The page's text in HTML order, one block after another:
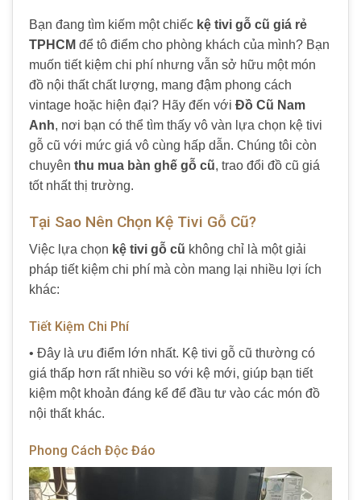
Bạn đang tìm kiếm một chiếc kệ tivi gỗ cũ giá rẻ
TPHCM để tô điểm cho phòng khách của mình? Bạn
muốn tiết kiệm chi phí nhưng vẫn sở hữu một món
đồ nội thất chất lượng, mang đậm phong cách
vintage hoặc hiện đại? Hãy đến với Đồ Cũ Nam
Anh, nơi bạn có thể tìm thấy vô vàn lựa chọn kệ tivi
gỗ cũ với mức giá vô cùng hấp dẫn. Chúng tôi còn
chuyên thu mua bàn ghế gỗ cũ, trao đổi đồ cũ giá
tốt nhất thị trường.
Tại Sao Nên Chọn Kệ Tivi Gỗ Cũ?
Việc lựa chọn kệ tivi gỗ cũ không chỉ là một giải
pháp tiết kiệm chi phí mà còn mang lại nhiều lợi ích
khác:
Tiết Kiệm Chi Phí
• Đây là ưu điểm lớn nhất. Kệ tivi gỗ cũ thường có
giá thấp hơn rất nhiều so với kệ mới, giúp bạn tiết
kiệm một khoản đáng kể để đầu tư vào các món đồ
nội thất khác.
Phong Cách Độc Đáo